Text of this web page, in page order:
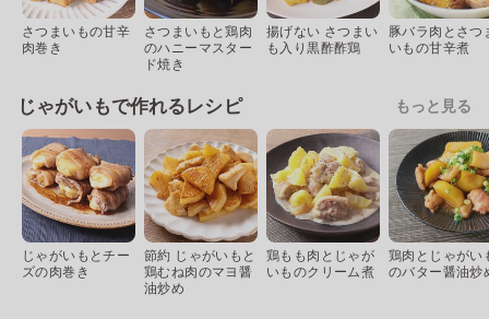
さつまいもの甘辛
肉巻き
さつまいもと鶏肉
のハニーマスター
ド焼き
揚げない さつまい
も入り黒酢酢鶏
豚バラ肉とさつ
いもの甘辛煮
じゃがいもで作れるレシピ もっと見る
じゃがいもとチー
ズの肉巻き
節約 じゃがいもと
鶏むね肉のマヨ醤
油炒め
鶏もも肉とじゃが
いものクリーム煮
鶏肉とじゃがい
のバター醤油炒